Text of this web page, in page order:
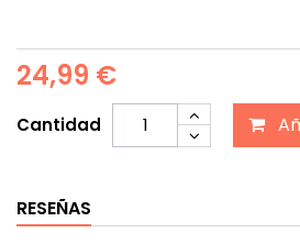
24,99 €
Cantidad
RESEÑAS